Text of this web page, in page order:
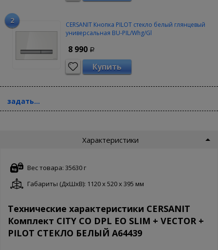
CERSANIT Кнопка PILOT стекло белый глянцевый
универсальная BU-PIL/Whg/Gl
8 990 Р
Купить
задать...
Характеристики
Вес товара: 35630 г
Габариты (ДxШxВ): 1120 x 520 x 395 мм
Технические характеристики CERSANIT
Комплект CITY CO DPL EO SLIM + VECTOR +
PILOT СТЕКЛО БЕЛЫЙ A64439